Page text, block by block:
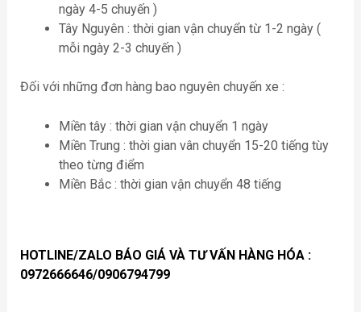
ngày 4-5 chuyến )
Tây Nguyên : thời gian vận chuyển từ 1-2 ngày (
mỗi ngày 2-3 chuyến )
Đối với những đơn hàng bao nguyên chuyến xe :
Miền tây : thời gian vận chuyển 1 ngày
Miền Trung : thời gian vân chuyển 15-20 tiếng tùy
theo từng điểm
Miền Bắc : thời gian vận chuyển 48 tiếng
HOTLINE/ZALO BÁO GIÁ VÀ TƯ VẤN HÀNG HÓA:
0972666646/0906794799